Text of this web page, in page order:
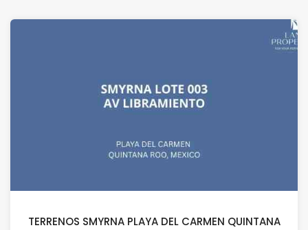
TERRENOS SMYRNA PLAYA DEL CARMEN QUINTANA